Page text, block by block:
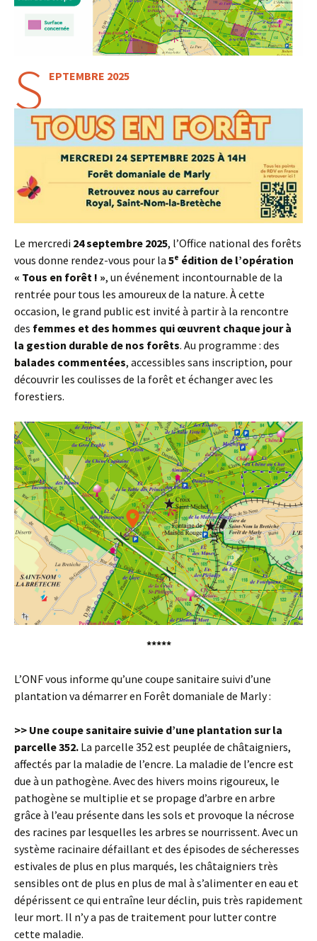
S EPTEMBRE 2025
Le mercredi 24 septembre 2025, l’Office national des forêts
vous donne rendez-vous pour la 5ᵉ édition de l’opération
« Tous en forêt ! », un événement incontournable de la
rentrée pour tous les amoureux de la nature. À cette
occasion, le grand public est invité à partir à la rencontre
des femmes et des hommes qui œuvrent chaque jour à
la gestion durable de nos forêts. Au programme : des
balades commentées, accessibles sans inscription, pour
découvrir les coulisses de la forêt et échanger avec les
forestiers.
*****
L’ONF vous informe qu’une coupe sanitaire suivi d’une
plantation va démarrer en Forêt domaniale de Marly :
>> Une coupe sanitaire suivie d’une plantation sur la
parcelle 352. La parcelle 352 est peuplée de châtaigniers,
affectés par la maladie de l’encre. La maladie de l’encre est
due à un pathogène. Avec des hivers moins rigoureux, le
pathogène se multiplie et se propage d’arbre en arbre
grâce à l’eau présente dans les sols et provoque la nécrose
des racines par lesquelles les arbres se nourrissent. Avec un
système racinaire défaillant et des épisodes de sécheresses
estivales de plus en plus marqués, les châtaigniers très
sensibles ont de plus en plus de mal à s’alimenter en eau et
dépérissent ce qui entraîne leur déclin, puis très rapidement
leur mort. Il n’y a pas de traitement pour lutter contre
cette maladie.